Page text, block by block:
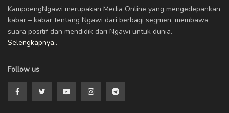
KampoengNgawi merupakan Media Online yang mengedepankan
kabar – kabar tentang Ngawi dari berbagi segmen, membawa
suara positif dan mendidik dari Ngawi untuk dunia.
Selengkapnya..
Follow us